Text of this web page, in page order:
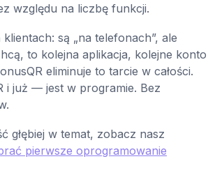
względu na liczbę funkcji.
są „na telefonach”, ale
to kolejna aplikacja, kolejne konto
eliminuje to tarcie w całości.
i już — jest w programie. Bez
głębiej w temat, zobacz nasz
pierwsze oprogramowanie